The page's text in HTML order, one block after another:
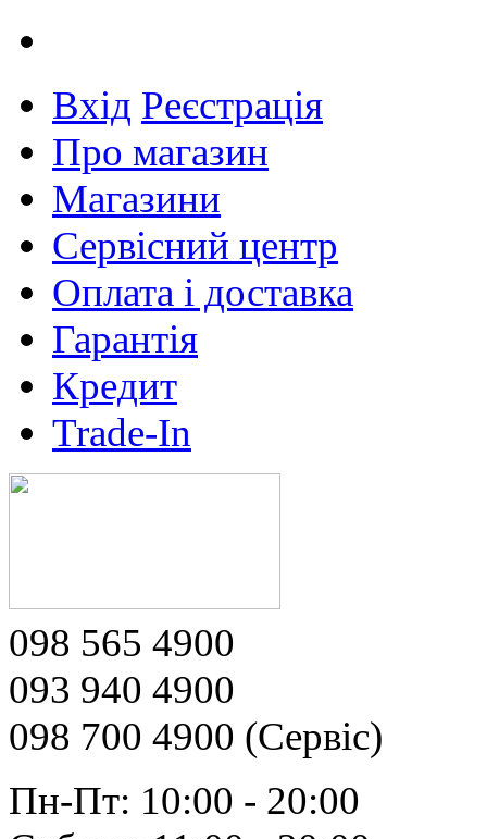
Вхід Реєстрація
Про магазин
Магазини
Сервісний центр
Оплата і доставка
Гарантія
Кредит
Trade-In
098 565 4900
093 940 4900
098 700 4900 (Сервіс)
Пн-Пт: 10:00 - 20:00